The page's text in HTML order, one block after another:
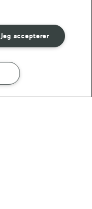
Jeg accepterer